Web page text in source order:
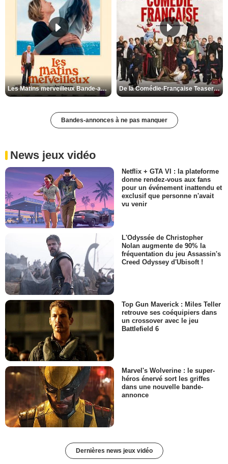
Les Matins merveilleux Bande-annonce VF De la Comédie-Française Teaser VF
Bandes-annonces à ne pas manquer
News jeux vidéo
Netflix + GTA VI : la plateforme
donne rendez-vous aux fans
pour un événement inattendu et
exclusif que personne n'avait
vu venir
L'Odyssée de Christopher
Nolan augmente de 90% la
fréquentation du jeu Assassin's
Creed Odyssey d'Ubisoft !
Top Gun Maverick : Miles Teller
retrouve ses coéquipiers dans
un crossover avec le jeu
Battlefield 6
Marvel's Wolverine : le super-
héros énervé sort les griffes
dans une nouvelle bande-
annonce
Dernières news jeux vidéo